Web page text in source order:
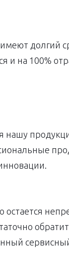
долгий
и на 100%
нашу
остается